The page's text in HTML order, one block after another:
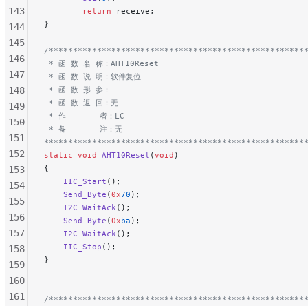
        return
receive;
}
/
* 函 数 名 称：AHT10Reset
* 函 数 说 明：软件复位
* 函 数 形 参：
* 函 数 返 回：无
* 作       者：LC
* 备       注：无
static void AHT10Reset (void )
{
    IIC_Start
();
    Send_Byte
(0x70 );
    I2C_WaitAck
();
    Send_Byte
(0x ba );
    I2C_WaitAck
();
    IIC_Stop
();
}
/
143
144
145
146
147
148
149
150
151
152
153
154
155
156
157
158
159
160
161